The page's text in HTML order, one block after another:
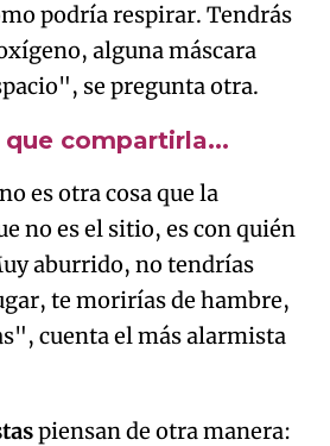
podría respirar. Tendrás
alguna máscara
se pregunta otra.
que compartirla...
es otra cosa que la
no es el sitio, es con quién
aburrido, no tendrías
te morirías de hambre,
cuenta el más alarmista
piensan de otra manera: